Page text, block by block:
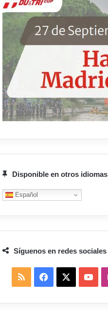
Disponible en otros idiomas
Español
Síguenos en redes sociales